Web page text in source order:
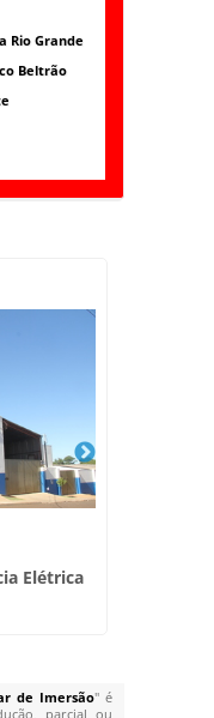
Rio Grande
Beltrão
Elétrica
de Imersão" é
parcial ou